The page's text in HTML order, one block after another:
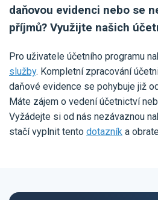
daňovou evidenci nebo se
příjmů? Využijte našich
Pro uživatele účetního programu
služby. Kompletní zpracování
daňové evidence se pohybuje již
Máte zájem o vedení účetnictví
Vyžádejte si od nás nezávaznou
stačí vyplnit tento dotazník a